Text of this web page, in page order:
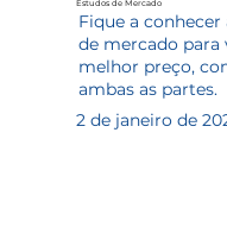
Estudos de Mercado
Fique a
de mercado para
melhor preço,
ambas as partes.
2 de janeiro de